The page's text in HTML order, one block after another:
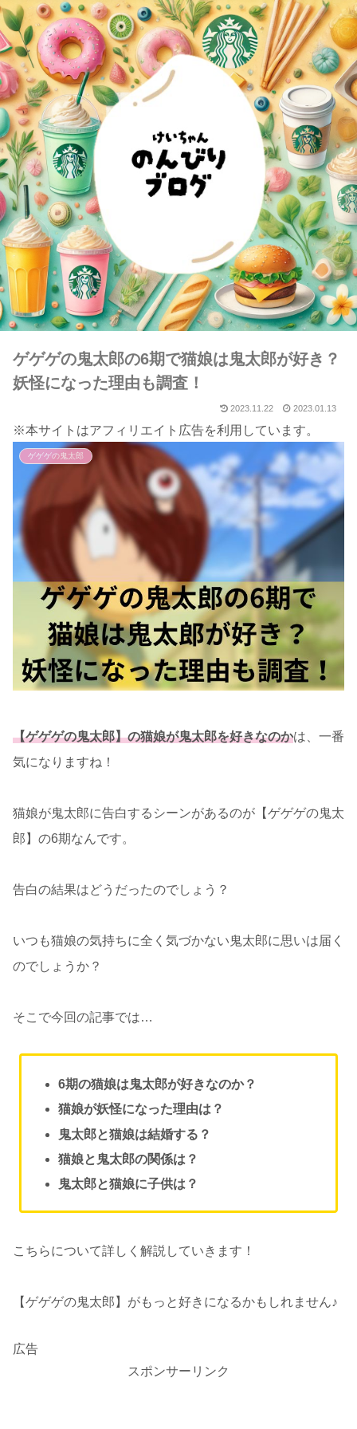
ゲゲゲの鬼太郎の6期で猫娘は鬼太郎が好き？
妖怪になった理由も調査！
2023.11.22 2023.01.13
※本サイトはアフィリエイト広告を利用しています。
ゲゲゲの鬼太郎
【ゲゲゲの鬼太郎】の猫娘が鬼太郎を好きなのかは、一番
気になりますね！
猫娘が鬼太郎に告白するシーンがあるのが【ゲゲゲの鬼太
郎】の6期なんです。
告白の結果はどうだったのでしょう？
いつも猫娘の気持ちに全く気づかない鬼太郎に思いは届く
のでしょうか？
そこで今回の記事では…
6期の猫娘は鬼太郎が好きなのか？
猫娘が妖怪になった理由は？
鬼太郎と猫娘は結婚する？
猫娘と鬼太郎の関係は？
鬼太郎と猫娘に子供は？
こちらについて詳しく解説していきます！
【ゲゲゲの鬼太郎】がもっと好きになるかもしれません♪
広告
スポンサーリンク